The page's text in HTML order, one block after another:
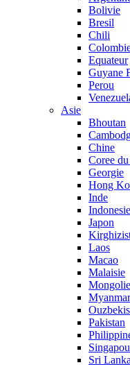
Bolivie
Bresil
Chili
Equateur
Guyane
Perou
Asie
Bhoutan
Chine
Coree
Georgie
Hong
Inde
Japon
Laos
Macao
Malaisie
Mongolie
Pakistan
Sri Lanka